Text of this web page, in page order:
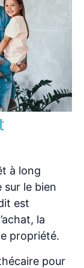
à long
le bien
est
la
propriété.
pour